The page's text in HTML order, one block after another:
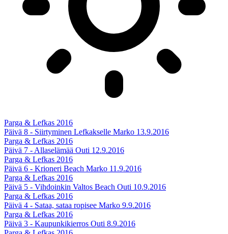
Parga & Lefkas 2016
Päivä 8 - Siirtyminen Lefkakselle Marko 13.9.2016
Parga & Lefkas 2016
Päivä 7 - Allaselämää Outi 12.9.2016
Parga & Lefkas 2016
Päivä 6 - Krioneri Beach Marko 11.9.2016
Parga & Lefkas 2016
Päivä 5 - Vihdoinkin Valtos Beach Outi 10.9.2016
Parga & Lefkas 2016
Päivä 4 - Sataa, sataa ropisee Marko 9.9.2016
Parga & Lefkas 2016
Päivä 3 - Kaupunkikierros Outi 8.9.2016